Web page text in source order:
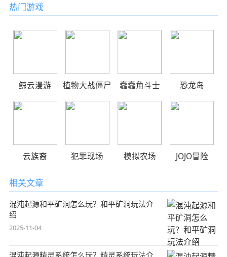
热门游戏
鲸云漫游 植物大战僵尸 蠢蠢角斗士 恐龙岛
云族裔 犯罪现场 模拟农场 JOJO冒险
相关文章
混沌起源和平矿洞怎么玩？和平矿洞玩法介
绍
2025-11-04
混沌起源精灵系统怎么玩？精灵系统玩法介